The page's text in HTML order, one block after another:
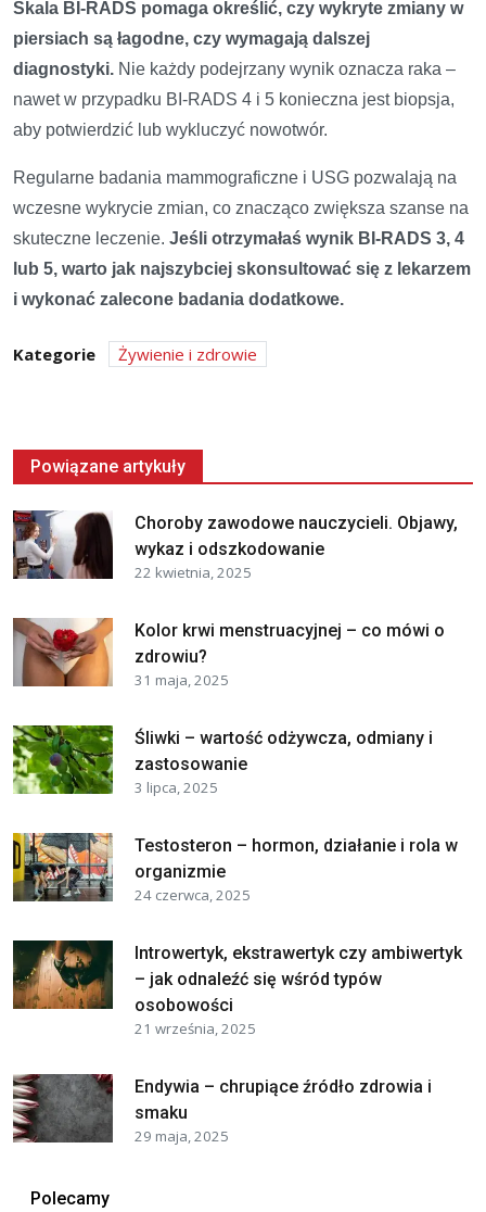
Skala BI-RADS pomaga określić, czy wykryte zmiany w
piersiach są łagodne, czy wymagają dalszej
diagnostyki. Nie każdy podejrzany wynik oznacza raka –
nawet w przypadku BI-RADS 4 i 5 konieczna jest biopsja,
aby potwierdzić lub wykluczyć nowotwór.
Regularne badania mammograficzne i USG pozwalają na
wczesne wykrycie zmian, co znacząco zwiększa szanse na
skuteczne leczenie. Jeśli otrzymałaś wynik BI-RADS 3, 4
lub 5, warto jak najszybciej skonsultować się z lekarzem
i wykonać zalecone badania dodatkowe.
Kategorie Żywienie i zdrowie
Powiązane artykuły
Choroby zawodowe nauczycieli. Objawy,
wykaz i odszkodowanie
22 kwietnia, 2025
Kolor krwi menstruacyjnej – co mówi o
zdrowiu?
31 maja, 2025
Śliwki – wartość odżywcza, odmiany i
zastosowanie
3 lipca, 2025
Testosteron – hormon, działanie i rola w
organizmie
24 czerwca, 2025
Introwertyk, ekstrawertyk czy ambiwertyk
– jak odnaleźć się wśród typów
osobowości
21 września, 2025
Endywia – chrupiące źródło zdrowia i
smaku
29 maja, 2025
Polecamy